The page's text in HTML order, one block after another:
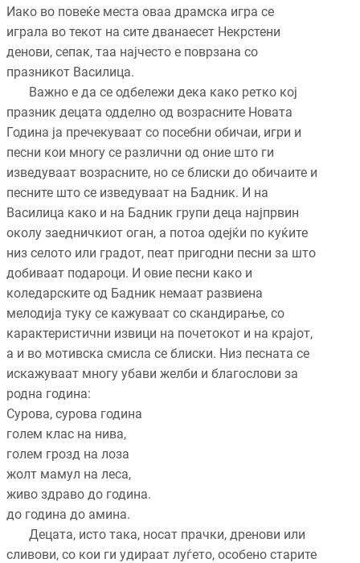
Иако во повеќе места оваа драмска игра се
играла во текот на сите дванаесет Некрстени
денови, сепак, таа најчесто е поврзана со
празникот Василица.
Важно е да се одбележи дека како ретко кој
празник децата одделно од возрасните Новата
Година ја пречекуваат со посебни обичаи, игри и
песни кои многу се различни од оние што ги
изведуваат возрасните, но се блиски до обичаите и
песните што се изведуваат на Бадник. И на
Василица како и на Бадник групи деца најпрвин
околу заедничкиот оган, а потоа одејќи по куќите
низ селото или градот, пеат пригодни песни за што
добиваат подароци. И овие песни како и
коледарските од Бадник немаат развиена
мелодија туку се кажуваат со скандирање, со
карактеристични извици на почетокот и на крајот,
а и во мотивска смисла се блиски. Низ песната се
искажуваат многу убави желби и благослови за
родна година:
Сурова, сурова година
голем клас на нива,
голем грозд на лоза
жолт мамул на леса,
живо здраво до година.
до година до амина.
Децата, исто така, носат прачки, дренови или
сливови, со кои ги удираат луѓето, особено старите